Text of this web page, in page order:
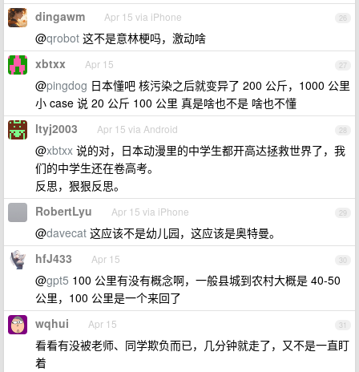
26
dingawm Apr 15 via iPhone
@qrobot 这不是意林梗吗，激动啥
27
xbtxx Apr 15
@pingdog 日本懂吧 核污染之后就变异了 200 公斤，1000 公里
小 case 说 20 公斤 100 公里 真是啥也不是 啥也不懂
28
ltyj2003 Apr 15 via Android
@xbtxx 说的对，日本动漫里的中学生都开高达拯救世界了，我
们的中学生还在卷高考。
反思，狠狠反思。
29
RobertLyu Apr 15 via iPhone
@davecat 这应该不是幼儿园，这应该是奥特曼。
30
hfJ433 Apr 15
@gpt5 100 公里有没有概念啊，一般县城到农村大概是 40-50
公里，100 公里是一个来回了
31
wqhui Apr 15
看看有没被老师、同学欺负而已，几分钟就走了，又不是一直盯
着